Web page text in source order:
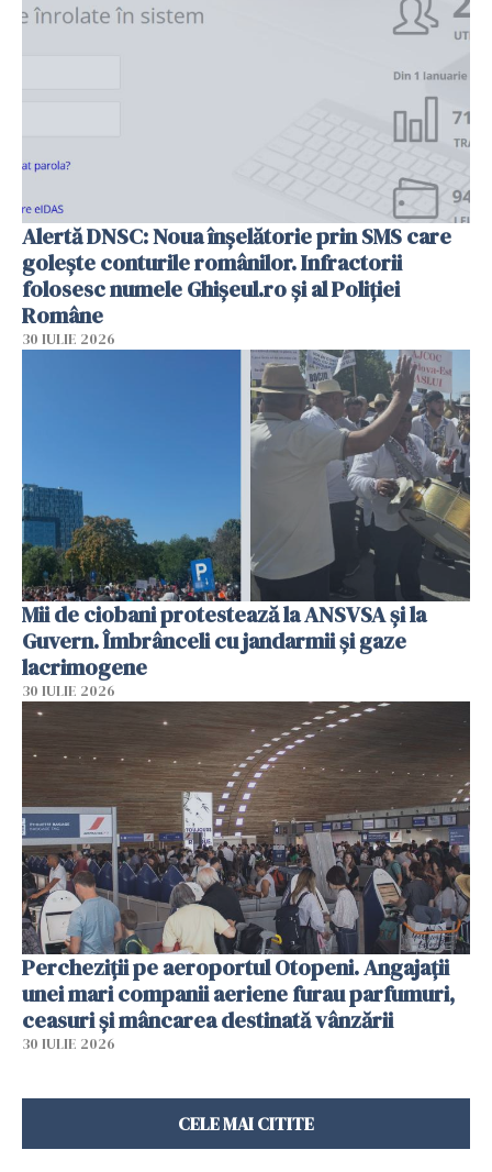
Alertă DNSC: Noua înșelătorie prin SMS care
golește conturile românilor. Infractorii
folosesc numele Ghișeul.ro și al Poliției
Române
30 IULIE 2026
Mii de ciobani protestează la ANSVSA și la
Guvern. Îmbrânceli cu jandarmii și gaze
lacrimogene
30 IULIE 2026
Percheziții pe aeroportul Otopeni. Angajații
unei mari companii aeriene furau parfumuri,
ceasuri și mâncarea destinată vânzării
30 IULIE 2026
CELE MAI CITITE